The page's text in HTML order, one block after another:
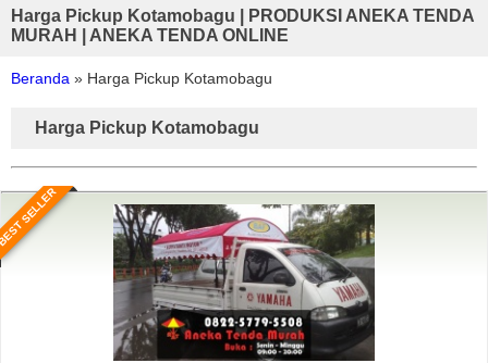
Harga Pickup Kotamobagu | PRODUKSI ANEKA TENDA
MURAH | ANEKA TENDA ONLINE
Beranda » Harga Pickup Kotamobagu
Harga Pickup Kotamobagu
SELLER